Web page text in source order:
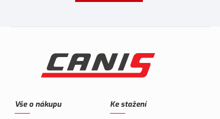
Vše o nákupu Ke stažení